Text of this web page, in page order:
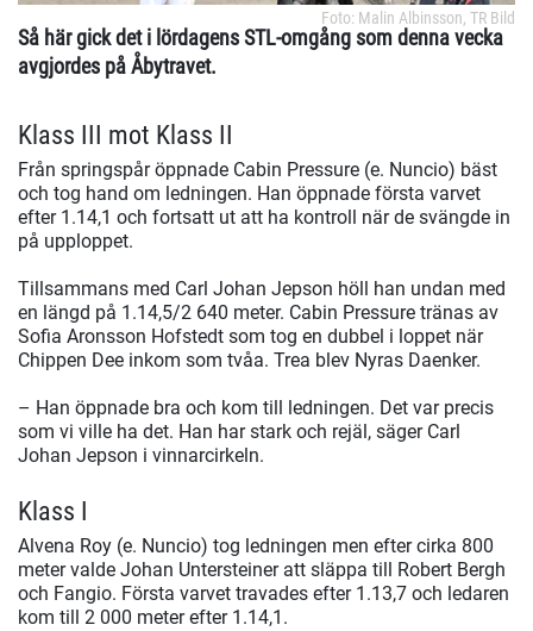
Foto: Malin Albinsson, TR Bild
Så här gick det i lördagens STL-omgång som denna vecka
avgjordes på Åbytravet.
Klass III mot Klass II
Från springspår öppnade Cabin Pressure (e. Nuncio) bäst
och tog hand om ledningen. Han öppnade första varvet
efter 1.14,1 och fortsatt ut att ha kontroll när de svängde in
på upploppet.
Tillsammans med Carl Johan Jepson höll han undan med
en längd på 1.14,5/2 640 meter. Cabin Pressure tränas av
Sofia Aronsson Hofstedt som tog en dubbel i loppet när
Chippen Dee inkom som tvåa. Trea blev Nyras Daenker.
– Han öppnade bra och kom till ledningen. Det var precis
som vi ville ha det. Han har stark och rejäl, säger Carl
Johan Jepson i vinnarcirkeln.
Klass I
Alvena Roy (e. Nuncio) tog ledningen men efter cirka 800
meter valde Johan Untersteiner att släppa till Robert Bergh
och Fangio. Första varvet travades efter 1.13,7 och ledaren
kom till 2 000 meter efter 1.14,1.